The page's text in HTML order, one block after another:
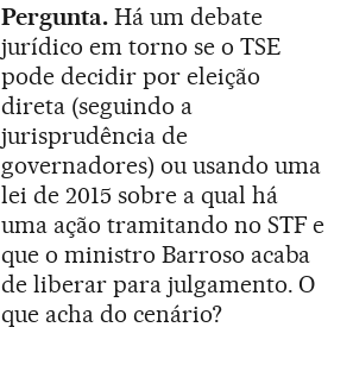
Pergunta.Há um debate
jurídico em torno se o TSE
pode decidir por eleição
direta (seguindo a
jurisprudência de
governadores) ou usando uma
lei de 2015 sobre a qual há
uma ação tramitando no STF e
que o ministro Barroso acaba
de liberar para julgamento. O
que acha do cenário?